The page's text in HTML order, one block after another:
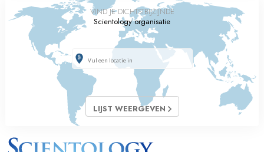
VIND JE DICHTSTBIJZIJNDE
Scientology organisatie
LIJST WEERGEVEN